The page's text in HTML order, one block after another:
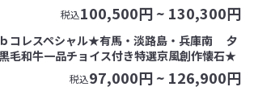
税込100,500円 ~ 130,300円
コレスペシャル★有馬・淡路島・兵庫南 夕
毛和牛一品チョイス付き特選京風創作懐石★
税込97,000円 ~ 126,900円